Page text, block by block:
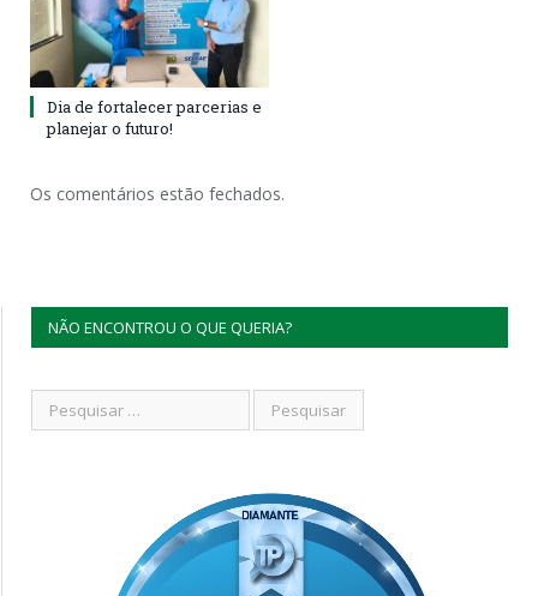
Dia de fortalecer parcerias e
planejar o futuro!
Os comentários estão fechados.
NÃO ENCONTROU O QUE QUERIA?